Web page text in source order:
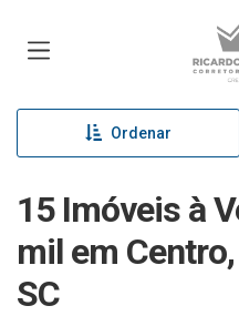
Ordenar
15 Imóveis à
mil em
SC